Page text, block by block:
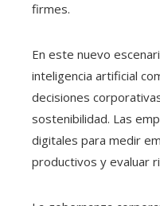
firmes.
En este nuevo
inteligencia artificial
decisiones
sostenibilidad. Las
digitales para medir
productivos y evaluar